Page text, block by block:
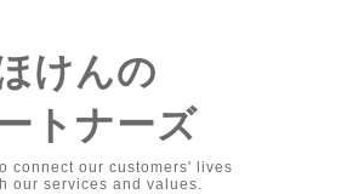
けんの
トナーズ
connect our customers' lives
our services and values.